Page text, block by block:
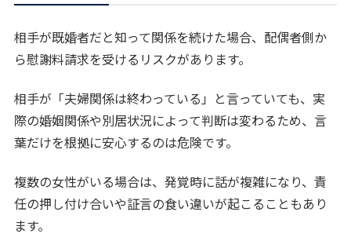
相手が既婚者だと知って関係を続けた場合、配偶者側か
ら慰謝料請求を受けるリスクがあります。
相手が「夫婦関係は終わっている」と言っていても、実
際の婚姻関係や別居状況によって判断は変わるため、言
葉だけを根拠に安心するのは危険です。
複数の女性がいる場合は、発覚時に話が複雑になり、責
任の押し付け合いや証言の食い違いが起こることもあり
ます。